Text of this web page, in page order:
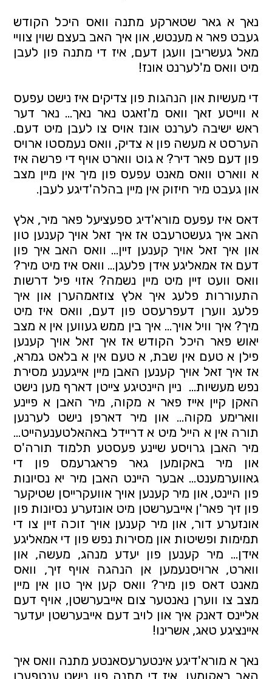
נאך א גאר שטארקע מתנה וואס היכל הקודש
געבט פאר א מענטש, און איך האב בעצם שוין צוויי
מאל געשריבן וועגן דעם, איז די מתנה פון לעבן
מיט וואס מ'לערנט אונז!
די מעשיות און הנהגות פון צדיקים איז נישט עפעס
א ווייטע זאך וואס מ'זאגט נאר נאך... נאר דער
ראש ישיבה לערנט אונז אויס צו לעבן מיט דעם.
הערסט א מעשה פון א צדיק, וואס נעמסטו ארויס
פון דעם פאר דיר? א גוט ווארט אויף די פרשה איז
א ווארט וואס מאנט עפעס פון מיך אין מיין מצב
און געבט מיר חיזוק אין מיין בהלה'דיגע לעבן.
דאס איז עפעס מורא'דיג ספעציעל פאר מיר, אלץ
האב איך געשטרעבט אז איך זאל אויך קענען טון
און איך זאל אויך קענען זיין… וואס האב איך פון
דעם אז אמאליגע אידן פלעגן… וואס איז מיט מיר?
וואס וועט זיין מיט מיין נשמה? אזוי פיל דרשות
התעוררות פלעג איך אלץ צוזאמהערן און איך
פלעג ווערן דעפרעסט פון דעם, וואס איז מיט
מיך? איך וויל אויך… איך בין ממש געווען אין א מצב
יאוש פאר היכל הקודש אז איך זאל אויך קענען
פילן א טעם אין שבת, א טעם אין א בלאט גמרא,
אז איך זאל אויך קענען האבן מיין אייגענע מסירת
נפש מעשיות… ניין היינטיגע צייטן דארף מען נישט
האקן קיין אייז פאר א מקוה, מיר האבן א פיינע
ווארימע מקוה… און מיר דארפן נישט לערנען
תורה אין א הייל מיט א דריידל באהאלטענעהייט…
מיר האבן גרויסע שיינע פעסטע תלמוד תורה'ס
און מיר באקומען גאר פראגרעמס פון די
גאווערמענט… אבער היינט האבן מיר יא נסיונות
פון היינט, און מיר קענען אויך אוועקרייסן שטיקער
פון זיך פאר'ן אייבערשטן מיט אונזערע נסיונות פון
אונזערע דור, און מיר קענען אויך זוכה זיין צו די
תמימות ופשיטות און מסירות נפש פון די אמאליגע
אידן… מיר קענען פון יעדע מנהג, מעשה, און
ווארט, ארויסנעמען אן הנהגה אויף זיך, וואס
מאנט דאס פון מיר? וואס קען איך טון אין מיין
מצב צו ווערן נאנטער צום אייבערשטן, אויף דעם
אליינס דאנק איך און לויב דעם אייבערשטן יעדער
איינציגע טאג, אשרינו!
נאך א מורא'דיגע אינטערעסאנטע מתנה וואס איך
האב באקומען, איז די מתנה פון נישט ענטפערן